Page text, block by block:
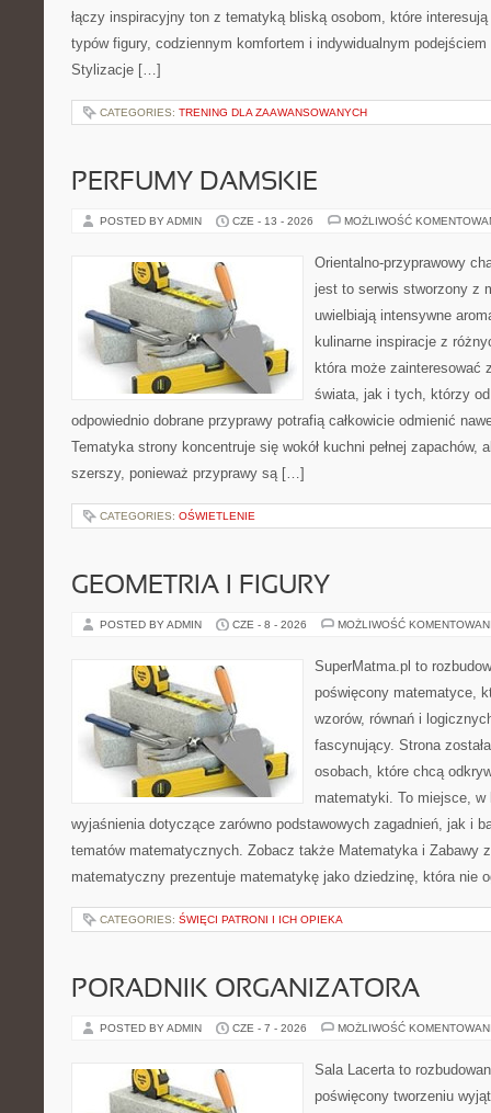
łączy inspiracyjny ton z tematyką bliską osobom, które
typów figury, codziennym komfortem i indywidualnym
Stylizacje […]
CATEGORIES: TRENING DLA ZAAWANSOWANYCH
PERFUMY DAMSKIE
POSTED BY ADMIN CZE - 13 - 2026 MOŻLIWOŚĆ
Orientalno-przyprawowy
jest to serwis stworzony z
uwielbiają intensywne
kulinarne inspiracje z
która może zainteresować
świata, jak i tych, którzy
odpowiednio dobrane przyprawy potrafią całkowicie odmienić
Tematyka strony koncentruje się wokół kuchni pełnej zapachów,
szerszy, ponieważ przyprawy są […]
CATEGORIES: OŚWIETLENIE
GEOMETRIA I FIGURY
POSTED BY ADMIN CZE - 8 - 2026 MOŻLIWOŚĆ
SuperMatma.pl to
poświęcony matematyce,
wzorów, równań i
fascynujący. Strona
osobach, które chcą
matematyki. To miejsce,
wyjaśnienia dotyczące zarówno podstawowych zagadnień, jak i
tematów matematycznych. Zobacz także Matematyka i Zabawy
matematyczny prezentuje matematykę jako dziedzinę, która nie
CATEGORIES: ŚWIĘCI PATRONI I ICH OPIEKA
PORADNIK ORGANIZATORA
POSTED BY ADMIN CZE - 7 - 2026 MOŻLIWOŚĆ
Sala Lacerta to
poświęcony tworzeniu